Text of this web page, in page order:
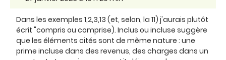
Dans les exemples 1,2,3,13 (et, selon, la 11) j'aurais plutôt
écrit "compris ou comprise). Inclus ou incluse suggère
que les éléments cités sont de même nature : une
prime incluse dans des revenus, des charges dans un